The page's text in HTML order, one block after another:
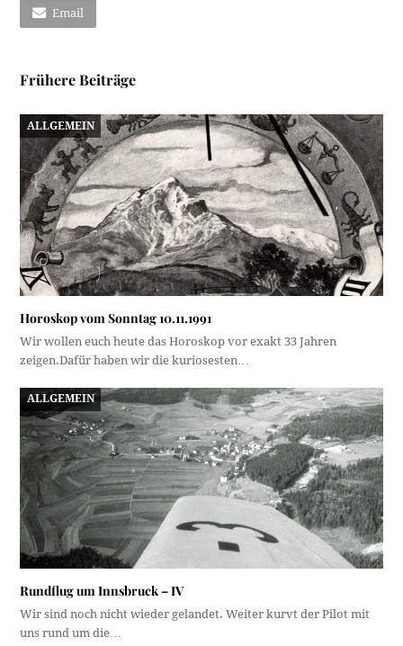
Email
Frühere Beiträge
ALLGEMEIN
Horoskop vom Sonntag 10.11.1991
Wir wollen euch heute das Horoskop vor exakt 33 Jahren
zeigen.Dafür haben wir die kuriosesten…
ALLGEMEIN
Rundflug um Innsbruck – IV
Wir sind noch nicht wieder gelandet. Weiter kurvt der Pilot mit
uns rund um die…